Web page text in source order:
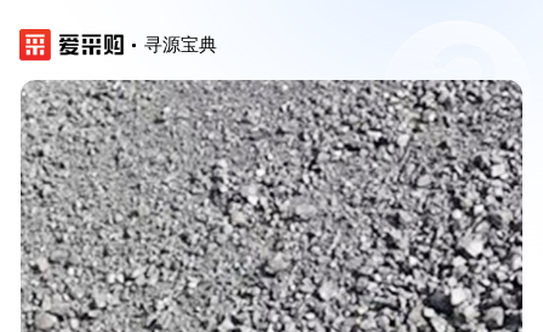
寻源宝典